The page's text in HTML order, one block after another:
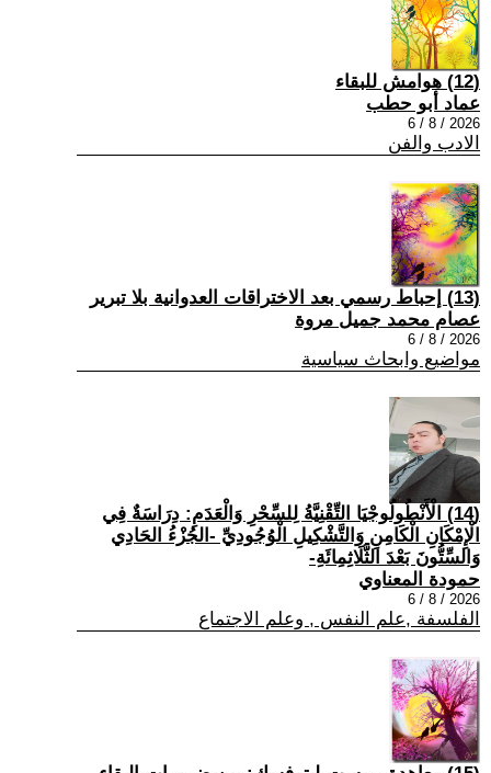
(12) هوامش للبقاء
عماد أبو حطب
2026 / 8 / 6
الادب والفن
(13) إحباط رسمي بعد الاختراقات العدوانية بلا تبرير
عصام محمد جميل مروة
2026 / 8 / 6
مواضيع وابحاث سياسية
(14) الْأَنْطُولُوجْيَا التِّقْنِيَّةُ لِلسِّحْرِ وَالْعَدَمِ: دِرَاسَةٌ فِي
الْإِمْكَانِ الْكَامِنِ وَالتَّشْكِيلِ الْوُجُودِيِّ -الجُزْءُ الحَادِي
وَالسِّتُّونَ بَعْدَ الثَّلَاثِمِائَةِ-
حمودة المعناوي
2026 / 8 / 6
الفلسفة ,علم النفس , وعلم الاجتماع